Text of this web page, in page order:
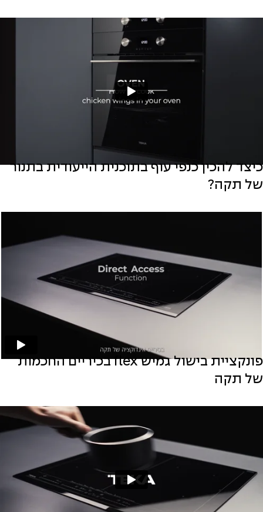
כיצד להכין כנפי עוף בתוכנית הייעודית בתנור
של תקה?
פונקציית בישול גמיש flex בכיריים החכמות
של תקה